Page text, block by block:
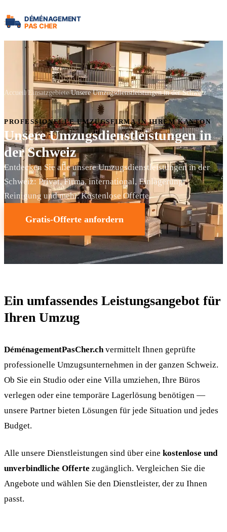
Accueil Einsatzgebiete Unsere Umzugsdienstleistungen in der Schweiz
PROFESSIONELLE UMZUGSFIRMA IN IHREM KANTON
Unsere Umzugsdienstleistungen in
der Schweiz
Entdecken Sie alle unsere Umzugsdienstleistungen in der
Schweiz: Privat, Firma, international, Einlagerung,
Reinigung und mehr. Kostenlose Offerte.
Gratis-Offerte anfordern
Ein umfassendes Leistungsangebot für
Ihren Umzug
DéménagementPasCher.chvermittelt Ihnen geprüfte
professionelle Umzugsunternehmen in der ganzen Schweiz.
Ob Sie ein Studio oder eine Villa umziehen, Ihre Büros
verlegen oder eine temporäre Lagerlösung benötigen —
unsere Partner bieten Lösungen für jede Situation und jedes
Budget.
Alle unsere Dienstleistungen sind über eine kostenlose und
unverbindliche Offerte zugänglich. Vergleichen Sie die
Angebote und wählen Sie den Dienstleister, der zu Ihnen
passt.